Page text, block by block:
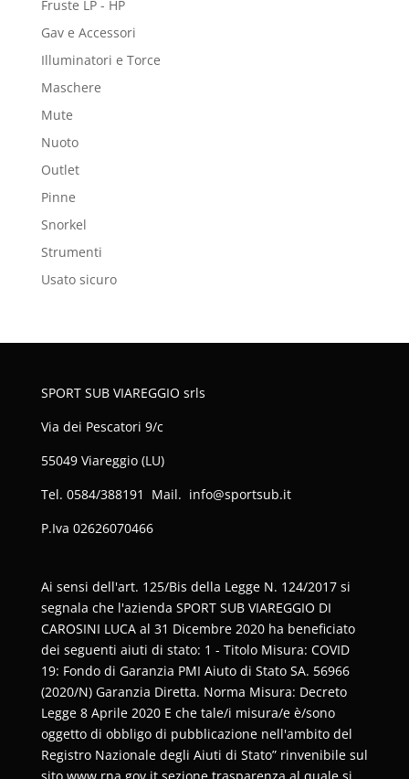
Fruste LP - HP
Gav e Accessori
Illuminatori e Torce
Maschere
Mute
Nuoto
Outlet
Pinne
Snorkel
Strumenti
Usato sicuro
SPORT SUB VIAREGGIO srls
Via dei Pescatori 9/c
55049 Viareggio (LU)
Tel. 0584/388191 Mail. info@sportsub.it
P.Iva 02626070466
Ai sensi dell'art. 125/Bis della Legge N. 124/2017 si
segnala che l'azienda SPORT SUB VIAREGGIO DI
CAROSINI LUCA al 31 Dicembre 2020 ha beneficiato
dei seguenti aiuti di stato: 1 - Titolo Misura: COVID
19: Fondo di Garanzia PMI Aiuto di Stato SA. 56966
(2020/N) Garanzia Diretta. Norma Misura: Decreto
Legge 8 Aprile 2020 E che tale/i misura/e è/sono
oggetto di obbligo di pubblicazione nell'ambito del
Registro Nazionale degli Aiuti di Stato” rinvenibile sul